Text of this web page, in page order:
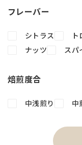
フレーバー
シトラス
ナッツ
スパ
焙煎度合
中浅煎り 中